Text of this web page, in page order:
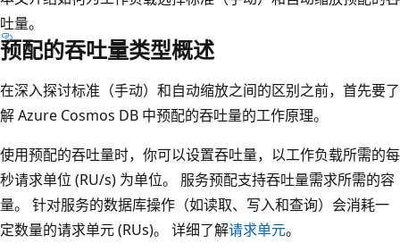
吐量。
预配的吞吐量类型概述
在深入探讨标准（手动）和自动缩放之间的区别之前，首先要了
解 Azure Cosmos DB 中预配的吞吐量的工作原理。
使用预配的吞吐量时，你可以设置吞吐量，以工作负载所需的每
秒请求单位 (RU/s) 为单位。 服务预配支持吞吐量需求所需的容
量。 针对服务的数据库操作（如读取、写入和查询）会消耗一
定数量的请求单元 (RUs)。 详细了解请求单元。